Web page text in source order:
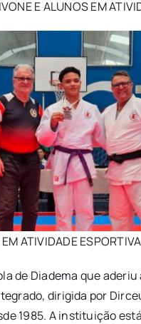
E ALUNOS EM
ATIVIDADE
de Diadema que
dirigida por
1985. A instituição